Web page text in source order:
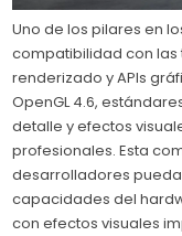
Uno de los pilares en
compatibilidad con
renderizado y APIs
OpenGL 4.6,
detalle y efectos
profesionales. Esta
desarrolladores
capacidades del
con efectos visuales